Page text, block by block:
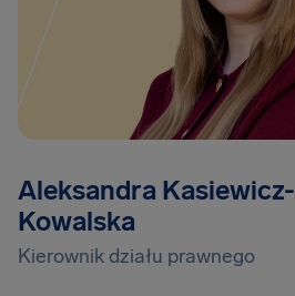
Aleksandra Kasiewicz-
Kowalska
Kierownik działu prawnego